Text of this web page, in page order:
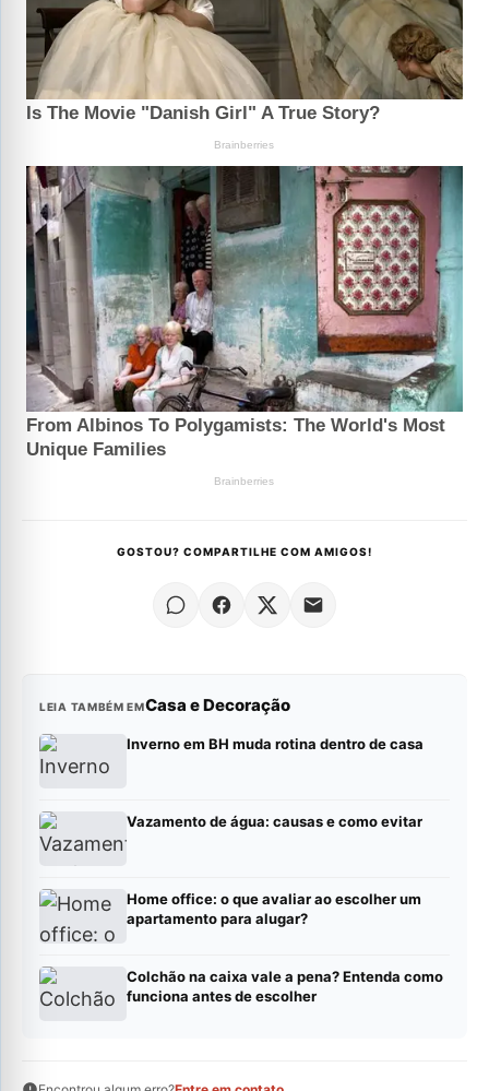
GOSTOU? COMPARTILHE COM AMIGOS!
LEIA TAMBÉM EMCasa e Decoração
Inverno em BH muda rotina dentro de casa
Vazamento de água: causas e como evitar
Home office: o que avaliar ao escolher um
apartamento para alugar?
Colchão na caixa vale a pena? Entenda como
funciona antes de escolher